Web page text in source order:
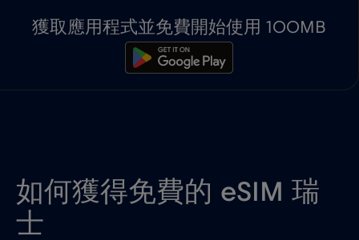
獲取應用程式並免費開始使用 100MB
如何獲得免費的 eSIM 瑞
士